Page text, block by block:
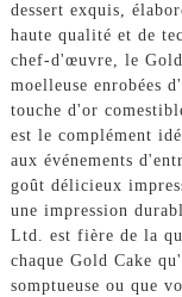
dessert exquis,
haute qualité et de
chef-d'œuvre, le Gold
moelleuse enrobées
touche d'or
est le complément
aux événements
goût délicieux
une impression
Ltd. est fière de la
chaque Gold Cake
somptueuse ou que